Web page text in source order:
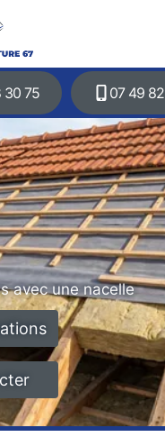
30 75 07 49
avec une nacelle